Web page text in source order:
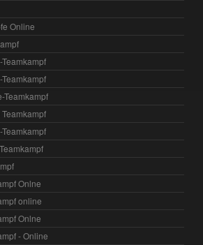
Online
Teamkampf
Onlne
online
Onlne
- Online